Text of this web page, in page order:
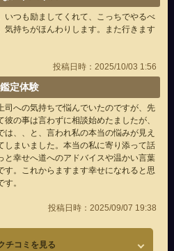
いつも励ましてくれて、こっちでやるべ
気持ちがほんわりします。また行きます
投稿日時：2025/10/03 1:56
定体験
司への気持ちで悩んでいたのですが、先
の事は言わずに相談始めたましたが、
、、と、言われ私の本当の悩みが見え
しまいました。本当の私に寄り添って話
と幸せへ道へのアドバイスや温かい言葉
す。これからますます幸せになれると思
。
投稿日時：2025/09/07 19:38
チコミを見る